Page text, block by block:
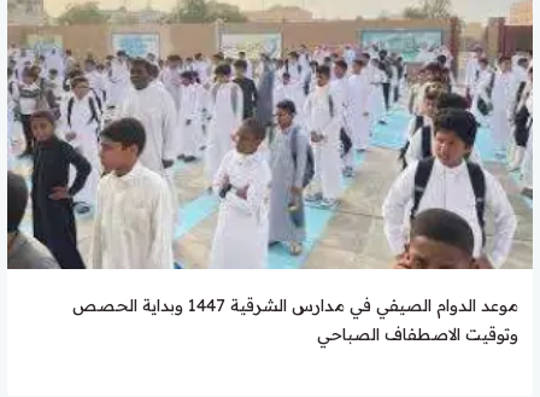
موعد الدوام الصيفي في مدارس الشرقية 1447 وبداية الحصص
وتوقيت الاصطفاف الصباحي